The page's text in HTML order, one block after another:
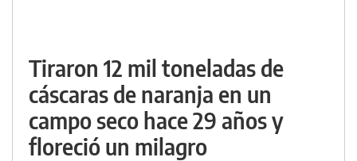
Tiraron 12 mil toneladas de
cáscaras de naranja en un
campo seco hace 29 años y
floreció un milagro